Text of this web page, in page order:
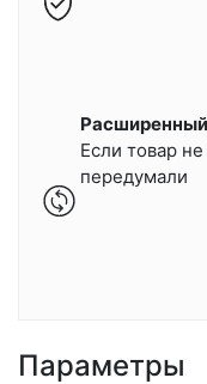
Если товар
передумали
Параметры